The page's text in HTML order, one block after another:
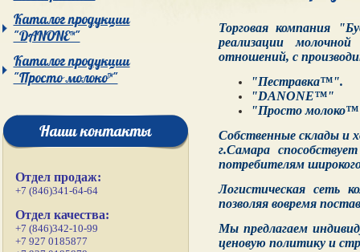
Каталог продукции
"DANONE™"
Каталог продукции
"Просто молоко™"
Наши контакты
Отдел продаж:
+7 (846)341-64-64
Отдел качества:
+7 (846)342-10-99
+7 927 0185877
Торговая компания
реализации
отношений, с
"Пестравка™".
"DANONE™"
"Просто
Собственные склады и
г.Самара
потребителям
Логистическая сеть
позволяя вовремя
Мы предлагаем
ценовую политику и